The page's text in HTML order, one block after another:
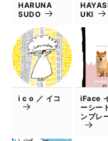
HARUNA
SUDO
UKI
i c o ／ イコ
iFace
ーシー
ンプレ